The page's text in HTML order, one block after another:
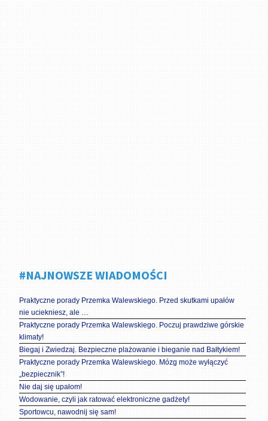
#NAJNOWSZE WIADOMOŚCI
Praktyczne porady Przemka Walewskiego. Przed skutkami upałów
nie uciekniesz, ale …
Praktyczne porady Przemka Walewskiego. Poczuj prawdziwe górskie
klimaty!
Biegaj i Zwiedzaj. Bezpieczne plażowanie i bieganie nad Bałtykiem!
Praktyczne porady Przemka Walewskiego. Mózg może wyłączyć
„bezpiecznik”!
Nie daj się upałom!
Wodowanie, czyli jak ratować elektroniczne gadżety!
Sportowcu, nawodnij się sam!